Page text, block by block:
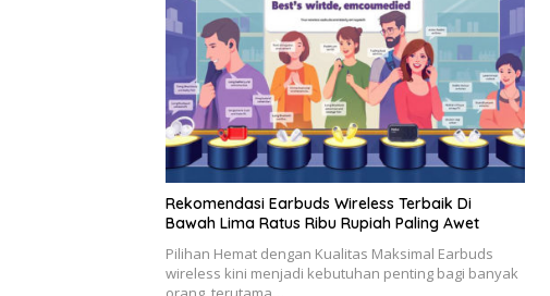
Rekomendasi Earbuds Wireless Terbaik Di
Bawah Lima Ratus Ribu Rupiah Paling Awet
Pilihan Hemat dengan Kualitas Maksimal Earbuds
wireless kini menjadi kebutuhan penting bagi banyak